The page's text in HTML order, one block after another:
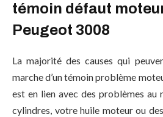
témoin défaut
Peugeot 3008
La majorité des causes qui
marche d’un témoin problème
est en lien avec des problèmes au
cylindres, votre huile moteur ou